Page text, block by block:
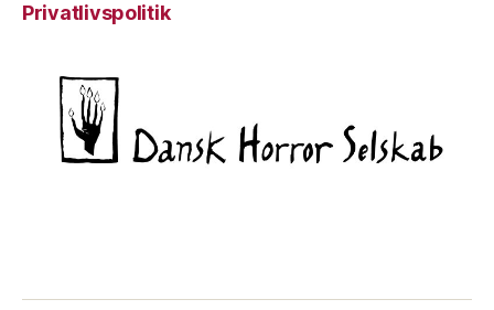
Privatlivspolitik